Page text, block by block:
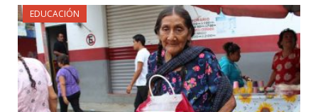
EDUCACIÓN